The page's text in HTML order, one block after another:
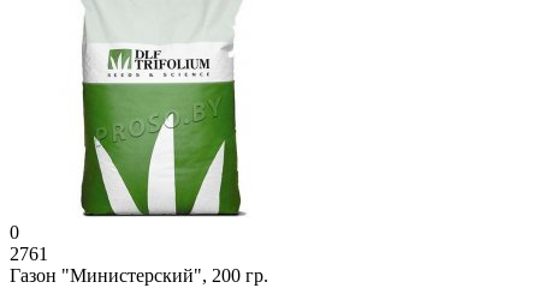
0
2761
Газон "Министерский", 200 гр.